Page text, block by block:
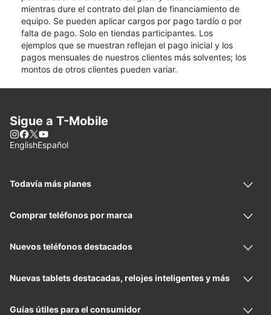
mientras dure el contrato del plan de financiamiento de
equipo. Se pueden aplicar cargos por pago tardío o por
falta de pago. Solo en tiendas participantes. Los
ejemplos que se muestran reflejan el pago inicial y los
pagos mensuales de nuestros clientes más solventes; los
montos de otros clientes pueden variar.